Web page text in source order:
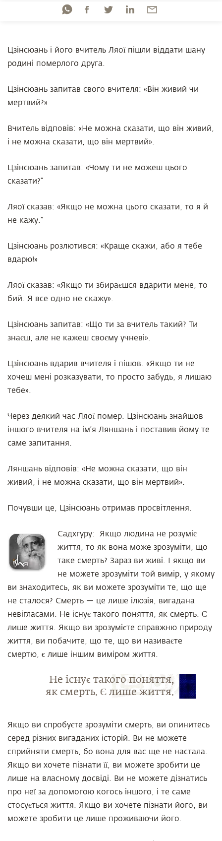
Цзінсюань і його вчитель Ляої пішли віддати шану
родині померлого друга.
Цзінсюань запитав свого вчителя: «Він живий чи
мертвий?»
Вчитель відповів: «Не можна сказати, що він живий,
і не можна сказати, що він мертвий».
Цзінсюань запитав: «Чому ти не можеш цього
сказати?”
Ляої сказав: «Якщо не можна цього сказати, то я й
не кажу.”
Цзінсюань розлютився: «Краще скажи, або я тебе
вдарю!»
Ляої сказав: «Якщо ти збираєшся вдарити мене, то
бий. Я все одно не скажу».
Цзінсюань запитав: «Що ти за вчитель такий? Ти
знаєш, але не кажеш своєму учневі».
Цзінсюань вдарив вчителя і пішов. «Якщо ти не
хочеш мені розказувати, то просто забудь, я лишаю
тебе».
Через деякий час Ляої помер. Цзінсюань знайшов
іншого вчителя на ім’я Ляншань і поставив йому те
саме запитання.
Ляншань відповів: «Не можна сказати, що він
живий, і не можна сказати, що він мертвий».
Почувши це, Цзінсюань отримав просвітлення.
Садхгуру:
Якщо людина не розуміє
життя, то як вона може зрозуміти, що
таке смерть? Зараз ви живі. І якщо ви
не можете зрозуміти той вимір, у якому
ви знаходитесь, як ви можете зрозуміти те, що ще
не сталося? Смерть — це лише ілюзія, вигадана
невігласами. Не існує такого поняття, як смерть. Є
лише життя. Якщо ви зрозумієте справжню природу
життя, ви побачите, що те, що ви називаєте
смертю, є лише іншим виміром життя.
Не існує такого поняття,
як смерть. Є лише життя.
Якщо ви спробуєте зрозуміти смерть, ви опинитесь
серед різних вигаданих історій. Ви не можете
сприйняти смерть, бо вона для вас ще не настала.
Якщо ви хочете пізнати її, ви можете зробити це
лише на власному досвіді. Ви не можете дізнатись
про неї за допомогою когось іншого, і те саме
стосується життя. Якщо ви хочете пізнати його, ви
можете зробити це лише проживаючи його.